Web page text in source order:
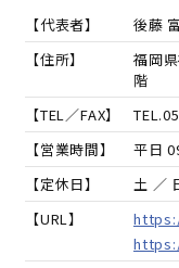
【代表者】 後藤
【住所】
福岡
階
【TEL／FAX】
TEL.
【営業時間】
平日
【定休日】
土 ／
【URL】